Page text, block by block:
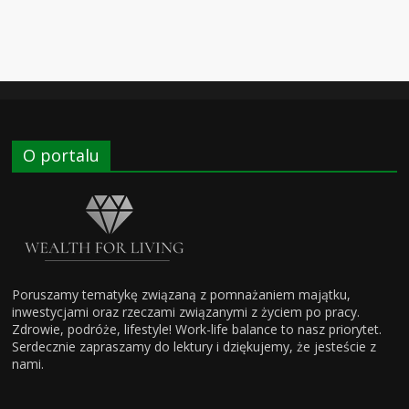
O portalu
Poruszamy tematykę związaną z pomnażaniem majątku,
inwestycjami oraz rzeczami związanymi z życiem po pracy.
Zdrowie, podróże, lifestyle! Work-life balance to nasz priorytet.
Serdecznie zapraszamy do lektury i dziękujemy, że jesteście z
nami.